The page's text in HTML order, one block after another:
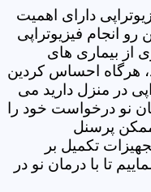
دارای اهمیت
انجام فیزیوتراپی
از بیماری های
هرگاه احساس کردین
در منزل دارید می
نو درخواست خود را
ممکن پرسنل
تکمیل بر
تا با درمان نو در